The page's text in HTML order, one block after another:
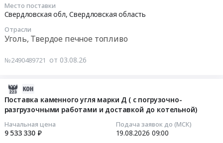
Место поставки
Свердловская обл,Свердловская область
Отрасли
Уголь, Твердое печное топливо
№2490489721 от 03.08.26
Поставка каменного угля марки Д ( с погрузочно-
разгрузочными работами и доставкой до котельной)
Начальная цена
9 533 330 ₽
Подача заявок до (МСК)
19.08.2026 09:00